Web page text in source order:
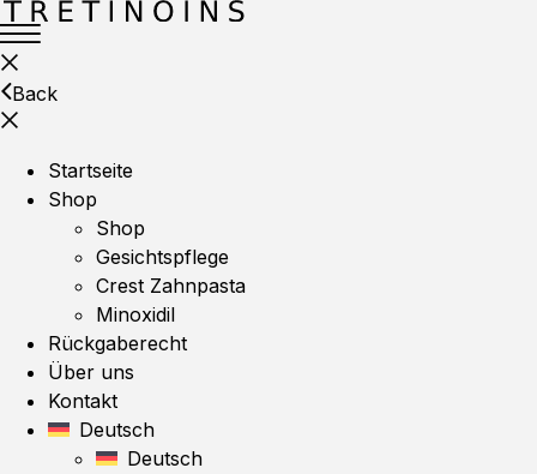
Back
Startseite
Shop
Shop
Gesichtspflege
Crest Zahnpasta
Minoxidil
Rückgaberecht
Über uns
Kontakt
Deutsch
Deutsch